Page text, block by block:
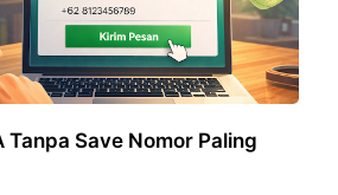
Tanpa Save Nomor Paling